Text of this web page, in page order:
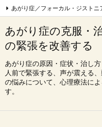
あがり症の克服・
の緊張を改善する
あがり症の原因・症状・治し
人前で緊張する、声が震える
の悩みについて、心理療法に
す。
あがり症／フォーカル・ジストニ
フォーカル・ジストニア克服Web
心理療法でフォーカル・ジストニ